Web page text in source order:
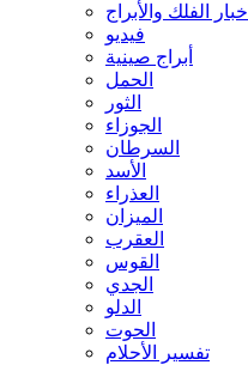
أخبار الفلك والأبراج
فيديو
أبراج صينية
الحمل
الثور
الجوزاء
السرطان
الأسد
العذراء
الميزان
العقرب
القوس
الجدي
الدلو
الحوت
تفسير الأحلام